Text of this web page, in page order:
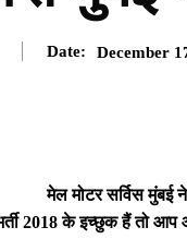
Date: December
मेल मोटर सर्विस मुंबई
2018 के इच्छुक हैं तो